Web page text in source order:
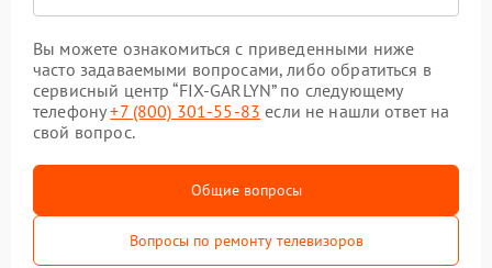
Вы можете ознакомиться с приведенными ниже
часто задаваемыми вопросами, либо обратиться в
сервисный центр “FIX-GARLYN” по следующему
телефону+7 (800) 301-55-83 если не нашли ответ на
свой вопрос.
Общие вопросы
Вопросы по ремонту телевизоров